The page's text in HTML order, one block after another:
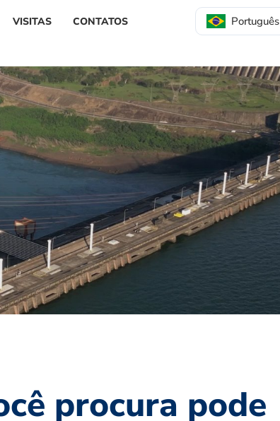
VISITAS CONTATOS Português
procura pode